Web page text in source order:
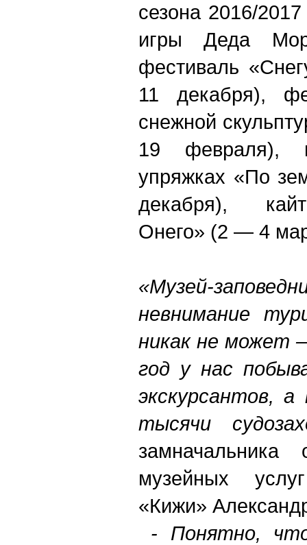
сезона 2016/
игры Деда
фестиваль
11 декабря),
снежной
19 февраля),
упряжках «По
декабря),
Онего» (2 — 4
«Музей-
невнимание
никак не может
год у нас
экскурсантов, а
тысячи
замначальника
музейных
«Кижи»
- Понятно,